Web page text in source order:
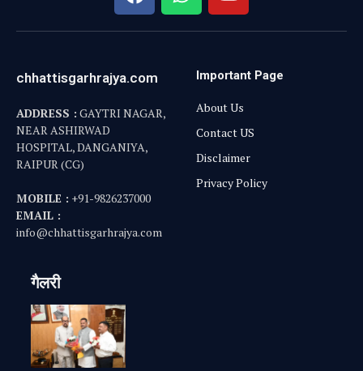
chhattisgarhrajya.com
ADDRESS : GAYTRI NAGAR,
NEAR ASHIRWAD
HOSPITAL, DANGANIYA,
RAIPUR (CG)
MOBILE : +91-9826237000
EMAIL :
info@chhattisgarhrajya.com
Important Page
About Us
Contact US
Disclaimer
Privacy Policy
गैलरी